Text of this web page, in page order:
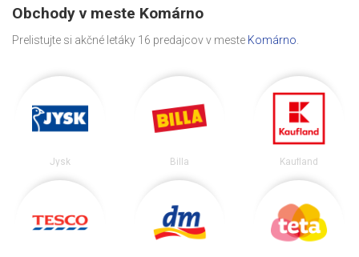
Obchody v meste Komárno
Prelistujte si akčné letáky 16 predajcov v meste Komárno
Jysk Billa Kaufland